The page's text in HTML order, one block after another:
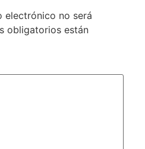
electrónico no será
obligatorios están